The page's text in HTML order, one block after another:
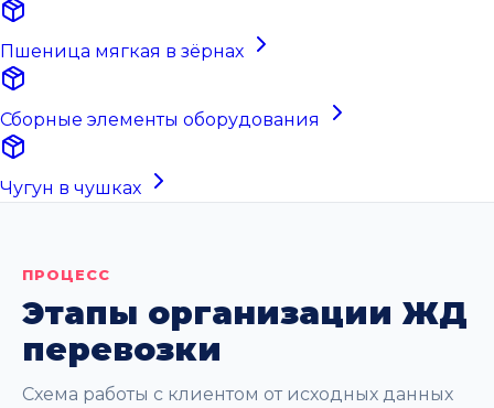
Пшеница мягкая в зёрнах
Сборные элементы оборудования
Чугун в чушках
ПРОЦЕСС
Этапы организации ЖД
перевозки
Схема работы с клиентом от исходных данных